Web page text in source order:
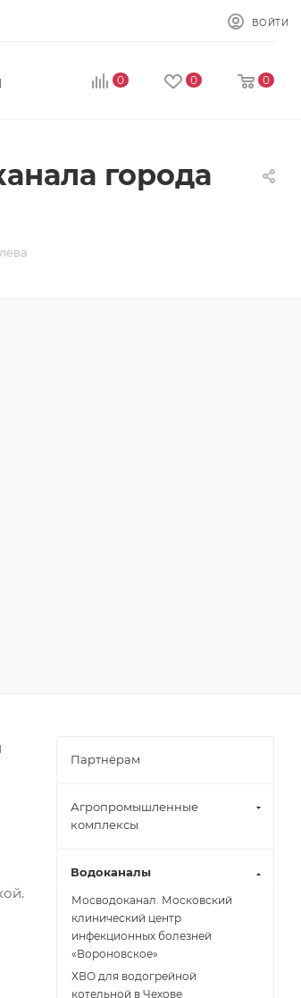
ВОЙТИ
0 0 0
города
Партнёрам
Агропромышленные
комплексы
Водоканалы
Мосводоканал. Московский
клинический центр
инфекционных болезней
«Вороновское»
ХВО для водогрейной
котельной в Чехове